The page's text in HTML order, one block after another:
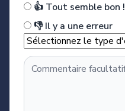
👍 Tout semble bon !
👎 Il y a une erreur